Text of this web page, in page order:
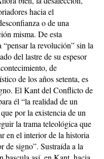
hacia el
o de una
misma. De esta
la revolución” sin la
del lastre de su espesor
de
de los años setenta, es
El Kant del Conflicto de
él “la realidad de un
por la existencia de un
la trama teleológica que
en el interior de la historia
de signo”. Sustraída a la